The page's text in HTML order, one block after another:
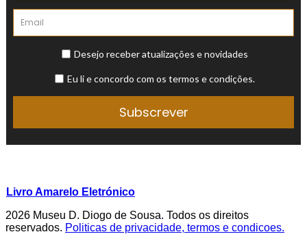
Livro Amarelo Eletrónico
2026 Museu D. Diogo de Sousa. Todos os direitos
reservados. Politicas de privacidade, termos e condicoes.